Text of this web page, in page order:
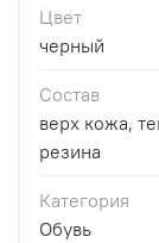
Цвет
черный
Состав
верх кожа,
резина
Категория
Обувь